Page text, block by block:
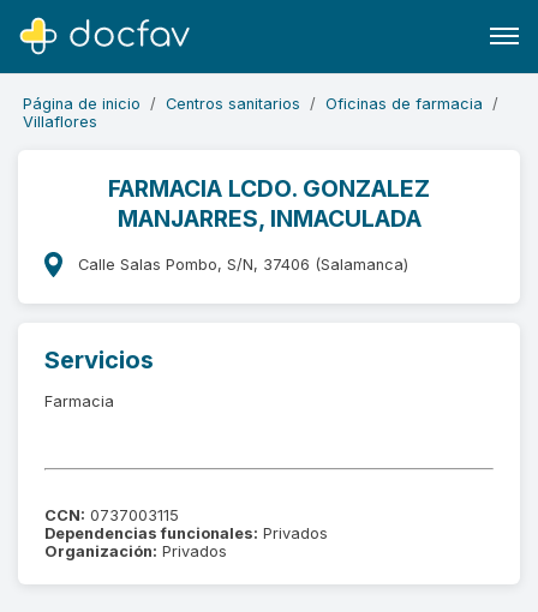
Buscar
Software para clínicas
Soporte
Página de inicio Centros sanitarios
Oficinas de farmacia
Villaflores
FARMACIA LCDO. GONZALEZ
MANJARRES, INMACULADA
Calle Salas Pombo, S/N, 37406 (Salamanca)
Servicios
Farmacia
CCN: 0737003115
Dependencias funcionales: Privados
Organización: Privados